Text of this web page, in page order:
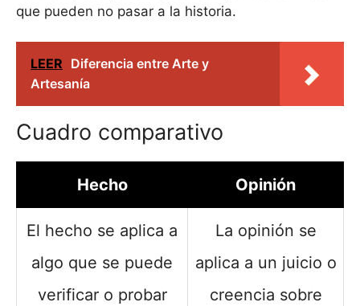
que pueden no pasar a la historia.
LEER Diferencia entre Arte y
Artesanía
Cuadro comparativo
Hecho Opinión
El hecho se aplica a
algo que se puede
verificar o probar
La opinión se
aplica a un juicio o
creencia sobre